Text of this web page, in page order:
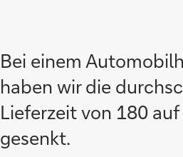
Bei einem
haben wir die
Lieferzeit von 180 auf
gesenkt.